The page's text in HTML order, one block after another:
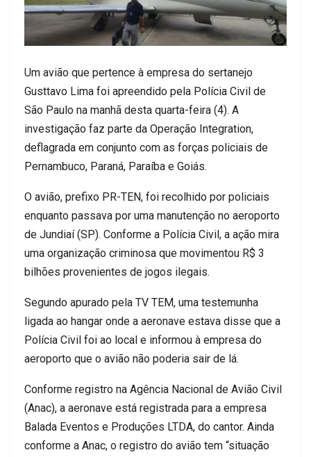
Um avião que pertence à empresa do sertanejo
Gusttavo Lima foi apreendido pela Polícia Civil de
São Paulo na manhã desta quarta-feira (4). A
investigação faz parte da Operação Integration,
deflagrada em conjunto com as forças policiais de
Pernambuco, Paraná, Paraíba e Goiás.
O avião, prefixo PR-TEN, foi recolhido por policiais
enquanto passava por uma manutenção no aeroporto
de Jundiaí (SP). Conforme a Polícia Civil, a ação mira
uma organização criminosa que movimentou R$ 3
bilhões provenientes de jogos ilegais.
Segundo apurado pela TV TEM, uma testemunha
ligada ao hangar onde a aeronave estava disse que a
Polícia Civil foi ao local e informou à empresa do
aeroporto que o avião não poderia sair de lá.
Conforme registro na Agência Nacional de Avião Civil
(Anac), a aeronave está registrada para a empresa
Balada Eventos e Produções LTDA, do cantor. Ainda
conforme a Anac, o registro do avião tem “situação